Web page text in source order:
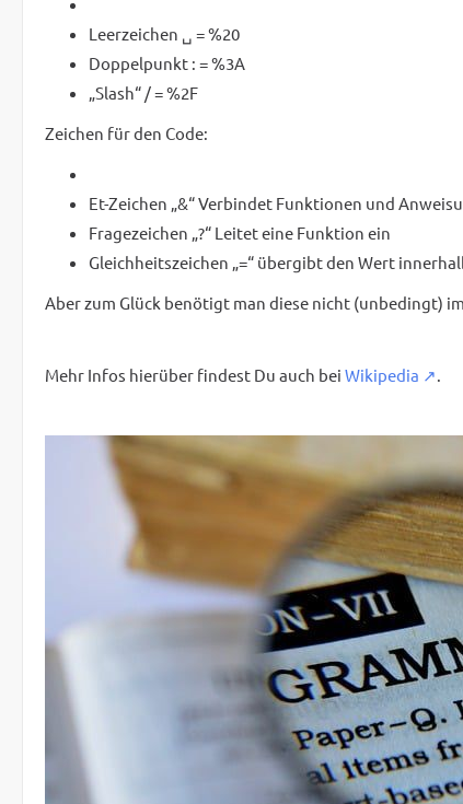
Leerzeichen ␣ = %20
Doppelpunkt : = %3A
„Slash“ / = %2F
Zeichen für den Code:
Et-Zeichen „&“ Verbindet Funktionen und
Fragezeichen „?“ Leitet eine Funktion ein
Gleichheitszeichen „=“ übergibt den Wert
Aber zum Glück benötigt man diese nicht (unbedingt)
Mehr Infos hierüber findest Du auch bei Wikipedia .